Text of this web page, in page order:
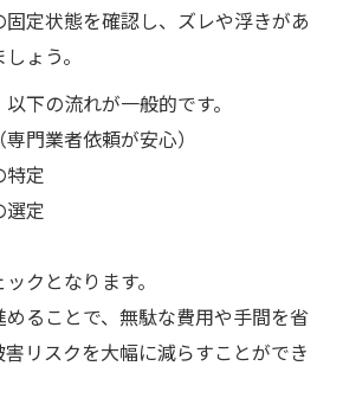
定状態を確認し、ズレや浮きがあ
ょう。
下の流れが一般的です。
門業者依頼が安心）
定
定
クとなります。
めることで、無駄な費用や手間を省
リスクを大幅に減らすことができ